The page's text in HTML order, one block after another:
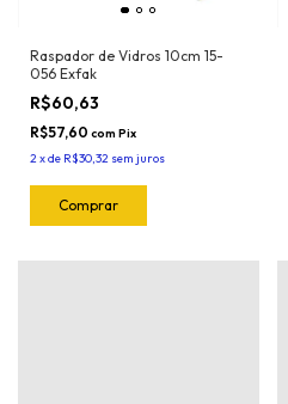
Raspador de Vidros 10cm 15-
056 Exfak
R$60,63
R$57,60 com Pix
2xde R$30,32 sem juros